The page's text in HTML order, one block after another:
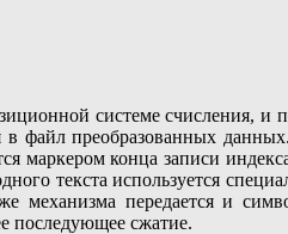
системе счисления, и
в файл преобразованных
маркером конца записи
текста используется
механизма передается и
последующее сжатие.